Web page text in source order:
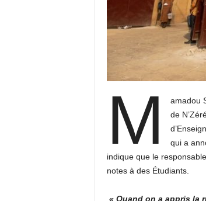
M
amadou
de
qui a
indique que le
notes à des Étudiants.
« Quand on a appris la